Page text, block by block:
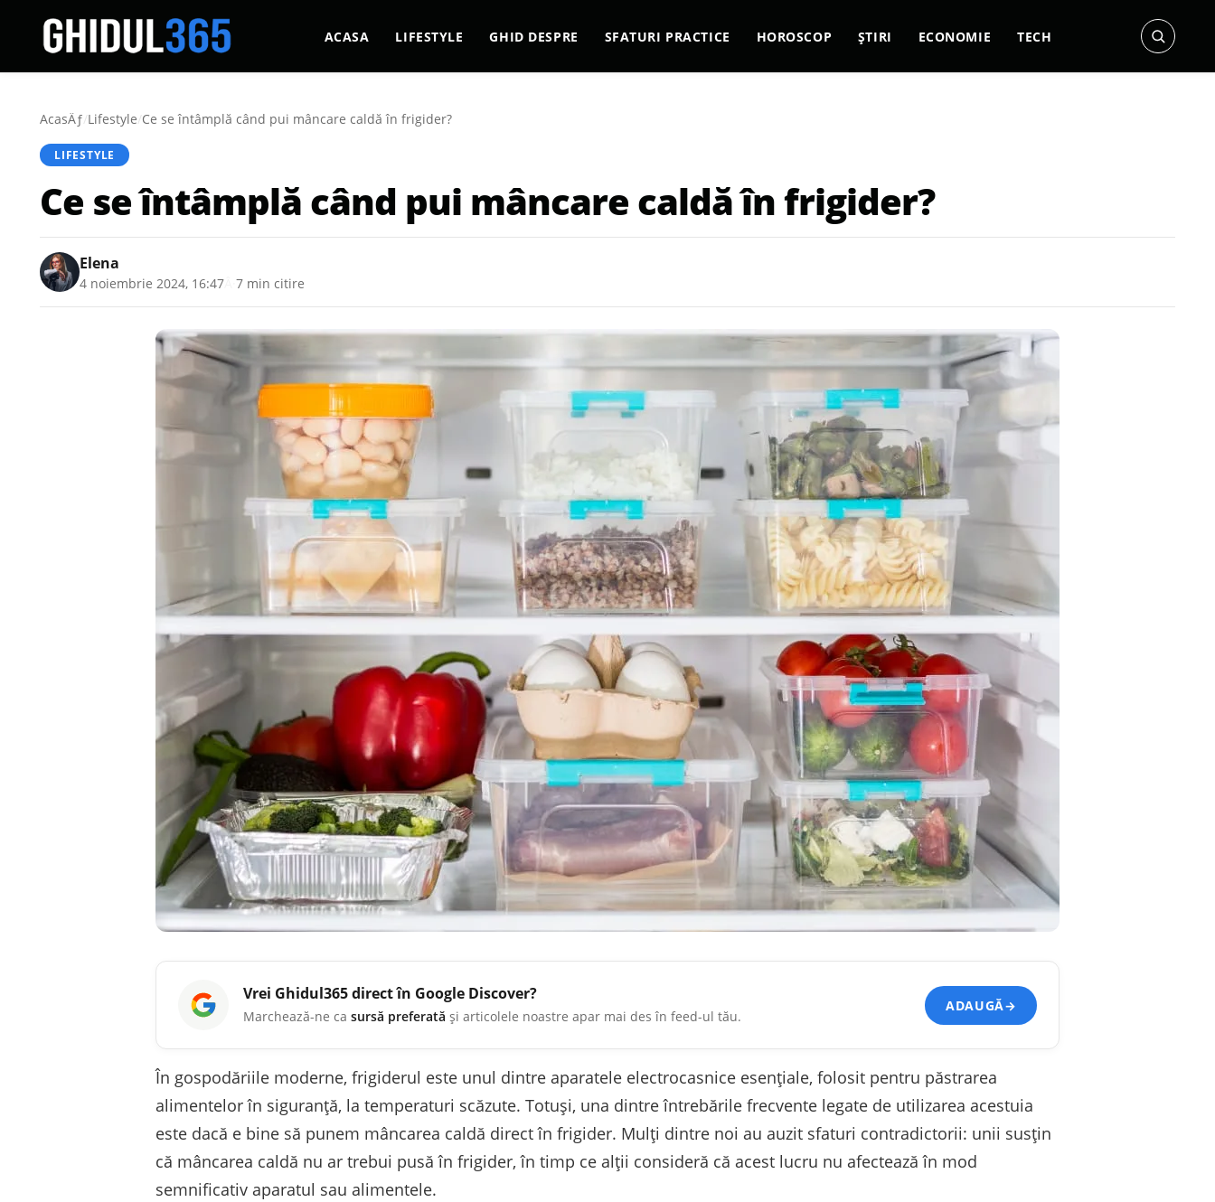
ACASA LIFESTYLE GHID DESPRE SFATURI PRACTICE HOROSCOP ȘTIRI ECONOMIE TECH
AcasÄƒ/Lifestyle/Ce se întâmplă când pui mâncare caldă în frigider?
LIFESTYLE
Ce se întâmplă când pui mâncare caldă în frigider?
Elena
4 noiembrie 2024, 16:47 7 min citire
Vrei Ghidul365direct în Google Discover?
Marchează-ne ca sursă preferată și articolele noastre apar mai des în feed-ul tău.
ADAUGĂ→
În gospodăriile moderne, frigiderul este unul dintre aparatele electrocasnice esențiale, folosit pentru păstrarea
alimentelor în siguranță, la temperaturi scăzute. Totuși, una dintre întrebările frecvente legate de utilizarea acestuia
este dacă e bine să punem mâncarea caldă direct în frigider. Mulți dintre noi au auzit sfaturi contradictorii: unii susțin
că mâncarea caldă nu ar trebui pusă în frigider, în timp ce alții consideră că acest lucru nu afectează în mod
semnificativ aparatul sau alimentele.